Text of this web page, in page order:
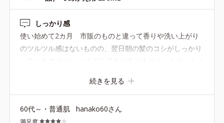
●3Dプロテクト成分*1=地肌と髪をすこやかに保つ保湿成分
●ブレンドボタニカルエキス*2=地肌と髪にうるおいを与える保湿成
分
●プロテクトヴェール成分*3=熱を味方につけてツヤを生み出す保湿
*1=セイヨウハッカエキス、水溶性コラーゲン液、加水分解ヒアル
ロン酸
*2=ユズセラミド、ヨクイニンエキス、ゼニアオイエキス、メリッ
サエキス
しっかり感
使い始めて2カ月 市販のものと違って香りや洗い上がり
のツルツル感はないものの、翌日朝の髪のコシがしっかり
長年愛用しているオルビスのものなので信頼して使い続け
たいなと思えるシャンプーです
続きを見る
60代～・普通肌 hanako60さん